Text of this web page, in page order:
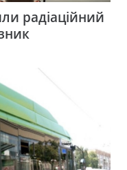
радіаційний